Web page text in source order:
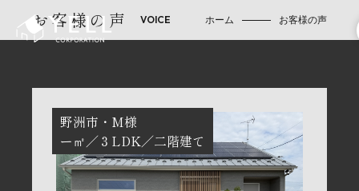
お客様の声 ホーム お客様の声
野洲市
M様
ー㎡
３LDK 二階建て